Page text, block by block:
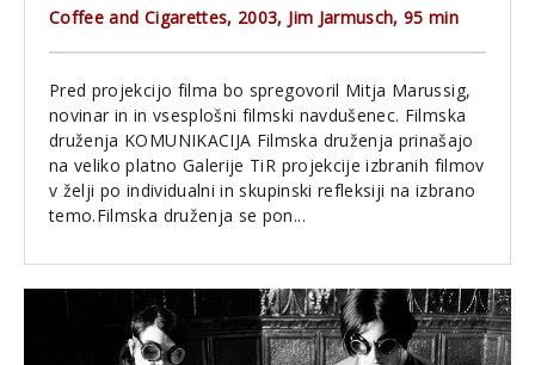
Coffee and Cigarettes, 2003, Jim Jarmusch, 95 min
Pred projekcijo filma bo spregovoril Mitja Marussig,
novinar in in vsesplošni filmski navdušenec. Filmska
druženja KOMUNIKACIJA Filmska druženja prinašajo
na veliko platno Galerije TiR projekcije izbranih filmov
v želji po individualni in skupinski refleksiji na izbrano
temo.Filmska druženja se pon...